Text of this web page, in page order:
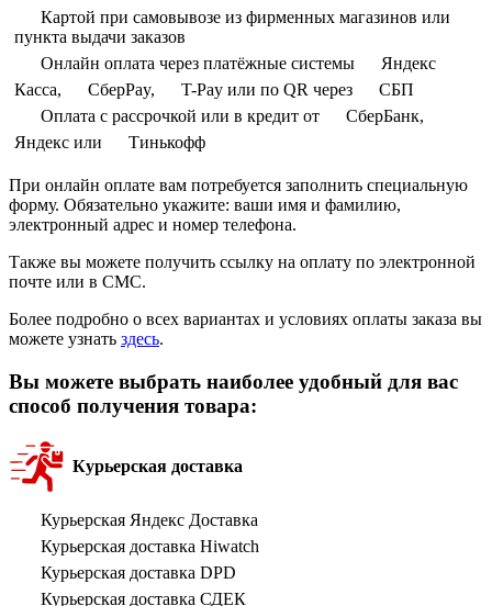
Картой при самовывозе из фирменных магазинов или
пункта выдачи заказов
Онлайн оплата через платёжные системы
Яндекс
Касса,
СберPay, T-Pay или по QR через
СБП
Оплата с рассрочкой или в кредит от
СберБанк,
Яндекс или
Тинькофф
При онлайн оплате вам потребуется заполнить специальную
форму. Обязательно укажите: ваши имя и фамилию,
электронный адрес и номер телефона.
Также вы можете получить ссылку на оплату по электронной
почте или в СМС.
Более подробно о всех вариантах и условиях оплаты заказа вы
можете узнать здесь.
Вы можете выбрать наиболее удобный для вас
способ получения товара:
Курьерская доставка
Курьерская Яндекс Доставка
Курьерская доставка Hiwatch
Курьерская доставка DPD
Курьерская доставка СДЕК